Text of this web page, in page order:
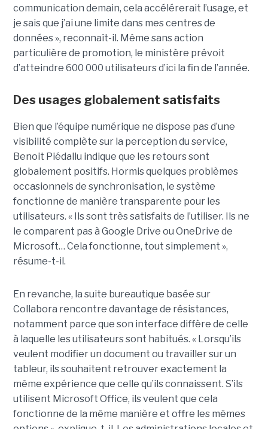
communication demain, cela accélérerait l’usage, et
je sais que j’ai une limite dans mes centres de
données », reconnaît-il. Même sans action
particulière de promotion, le ministère prévoit
d’atteindre 600 000 utilisateurs d’ici la fin de l’année.
Des usages globalement satisfaits
Bien que l’équipe numérique ne dispose pas d’une
visibilité complète sur la perception du service,
Benoit Piédallu indique que les retours sont
globalement positifs. Hormis quelques problèmes
occasionnels de synchronisation, le système
fonctionne de manière transparente pour les
utilisateurs. « Ils sont très satisfaits de l’utiliser. Ils ne
le comparent pas à Google Drive ou OneDrive de
Microsoft… Cela fonctionne, tout simplement »,
résume-t-il.
En revanche, la suite bureautique basée sur
Collabora rencontre davantage de résistances,
notamment parce que son interface diffère de celle
à laquelle les utilisateurs sont habitués. « Lorsqu’ils
veulent modifier un document ou travailler sur un
tableur, ils souhaitent retrouver exactement la
même expérience que celle qu’ils connaissent. S’ils
utilisent Microsoft Office, ils veulent que cela
fonctionne de la même manière et offre les mêmes